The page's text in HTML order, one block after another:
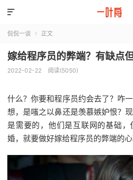

侃侃一谈  正文
嫁给程序员的弊端？有缺点
2022-02-22 阅读(5050)
什么？你要和程序员约会去了？咋
想，是嗤之以鼻还是羡慕嫉妒恨？
是需要的，他们是互联网的基础
婚，就要做好嫁给程序员的弊端的心